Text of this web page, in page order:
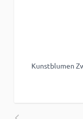
Kunstblumen